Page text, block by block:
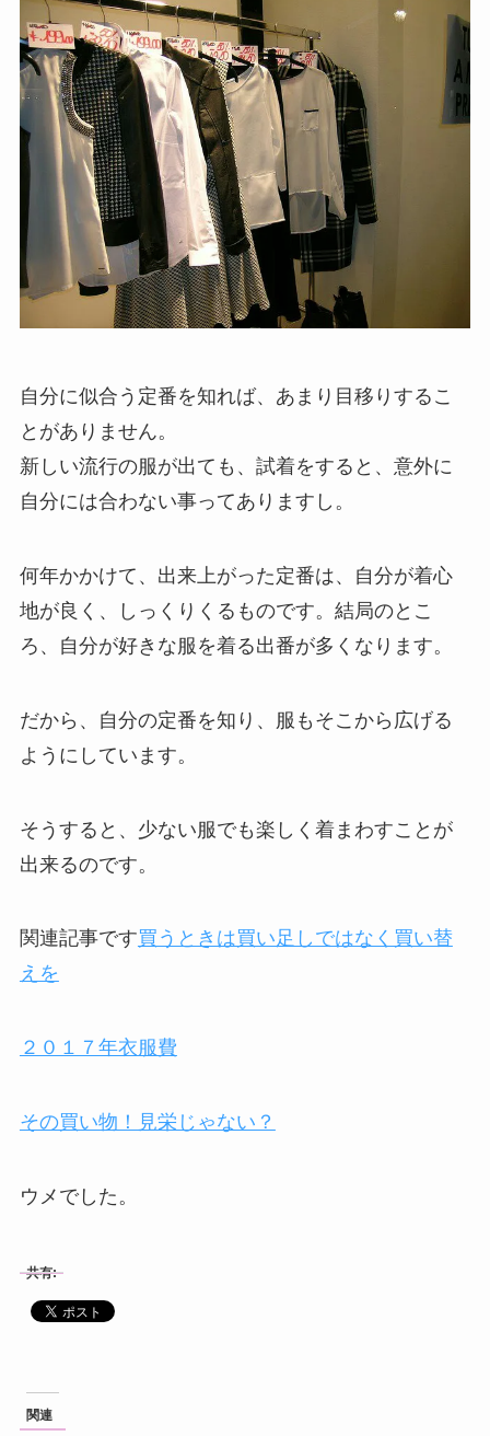
自分に似合う定番を知れば、あまり目移りするこ
とがありません。
新しい流行の服が出ても、試着をすると、意外に
自分には合わない事ってありますし。
何年かかけて、出来上がった定番は、自分が着心
地が良く、しっくりくるものです。結局のとこ
ろ、自分が好きな服を着る出番が多くなります。
だから、自分の定番を知り、服もそこから広げる
ようにしています。
そうすると、少ない服でも楽しく着まわすことが
出来るのです。
関連記事です買うときは買い足しではなく買い替
えを
２０１７年衣服費
その買い物！見栄じゃない？
ウメでした。
共有:
関連